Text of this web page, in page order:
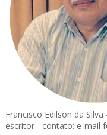
Francisco Edilson da
escritor - contato: e-mail